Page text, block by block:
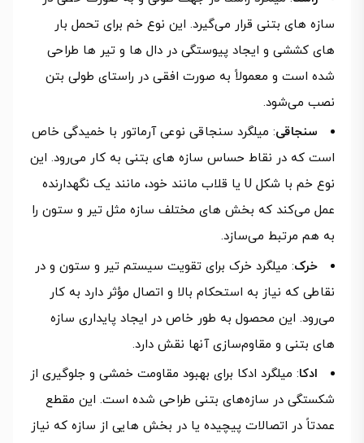
سازه‌ های بتنی قرار می‌گیرد. این نوع خم برای تحمل بار
های کششی و ایجاد پیوستگی در دال‌ ها و تیر ها طراحی
شده است و معمولاً به صورت افقی در راستای طولی بتن
نصب می‌شود.
سنجاقی: میلگرد سنجاقی نوعی آرماتور با خمیدگی خاص
است که در نقاط حساس سازه‌ های بتنی به کار می‌رود. این
نوع خم با شکل U یا قلاب‌ مانند خود، مانند یک نگهدارنده
عمل می‌کند که بخش‌ های مختلف سازه مثل تیر و ستون را
به هم مرتبط می‌سازد.
خرک: میلگرد خرک برای تقویت سیستم تیر و ستون و در
نقاطی که نیاز به استحکام بالا و اتصال مؤثر دارد به کار
می‌رود. این محصول به طور خاص در ایجاد پایداری سازه‌
های بتنی و مقاوم‌سازی آنها نقش دارد.
ادکا: میلگرد ادکا برای بهبود مقاومت خمشی و جلوگیری از
شکستگی در سازه‌های بتنی طراحی شده است. این مقطع
عمدتاً در اتصالات پیچیده یا در بخش‌ هایی از سازه که نیاز